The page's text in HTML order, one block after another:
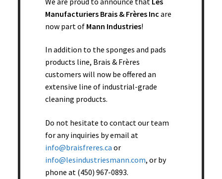
Add to cart
Manufacturiers Brais & Frères Inc are
now part of Mann Industries!
In addition to the sponges and pads
products line, Brais & Frères
customers will now be offered an
extensive line of industrial-grade
cleaning products.
Do not hesitate to contact our team
for any inquiries by email at
info@braisfreres.ca or
info@lesindustriesmann.com, or by
phone at (450) 967-0893.